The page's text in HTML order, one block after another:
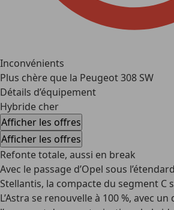
Inconvénients
Plus chère que la Peugeot 308 SW
Détails d’équipement
Hybride cher
Afficher les offres
Afficher les offres
Refonte totale, aussi en break
Avec le passage d’Opel sous
Stellantis, la compacte du segment C
L’Astra se renouvelle à 100 %, avec